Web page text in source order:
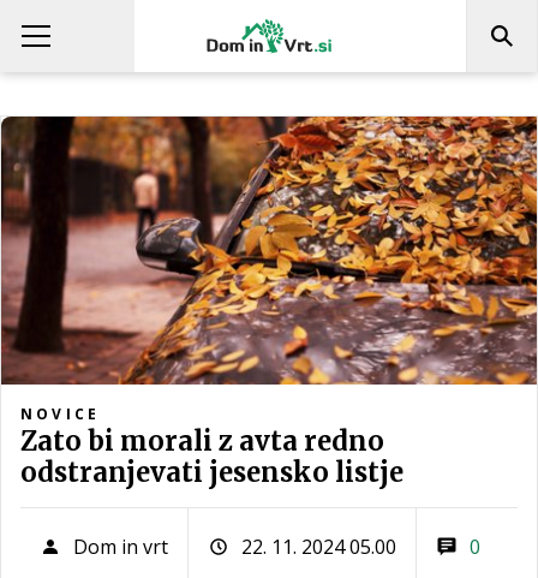
NOVICE
Zato bi morali z avta redno
odstranjevati jesensko listje
Dom in vrt 22. 11. 2024 05.00 0